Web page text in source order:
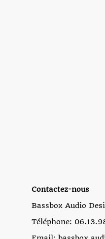
Contactez-nous
Bassbox Audio
Téléphone: